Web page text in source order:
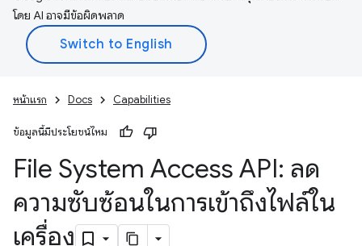
โดย AI อาจมีข้อผิดพลาด
หน้าแรก Docs Capabilities
ข้อมูลนี้มีประโยชน์ไหม
File System Access API: ลด
ความซับซ้อนในการเข้าถึงไฟล์ใน
เครื่อง